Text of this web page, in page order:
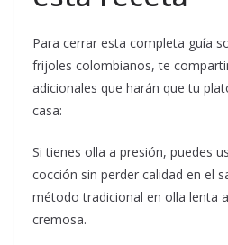
Para cerrar esta completa guía
frijoles colombianos, te
adicionales que harán que tu
casa:
Si tienes olla a presión, puedes
cocción sin perder calidad en el
método tradicional en olla lenta
cremosa.